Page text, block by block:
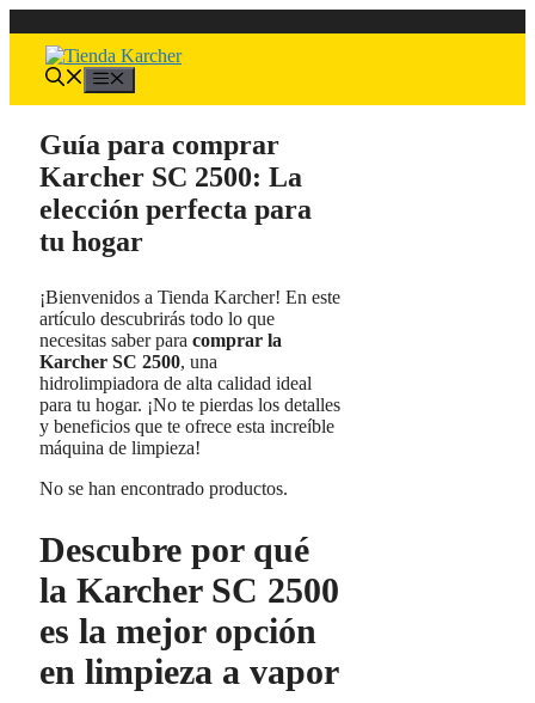
al
contenido
Guía para comprar
Karcher SC 2500: La
elección perfecta para
tu hogar
¡Bienvenidos a Tienda Karcher! En este
artículo descubrirás todo lo que
necesitas saber para comprar la
Karcher SC 2500, una
hidrolimpiadora de alta calidad ideal
para tu hogar. ¡No te pierdas los detalles
y beneficios que te ofrece esta increíble
máquina de limpieza!
No se han encontrado productos.
Descubre por qué
la Karcher SC 2500
es la mejor opción
en limpieza a vapor